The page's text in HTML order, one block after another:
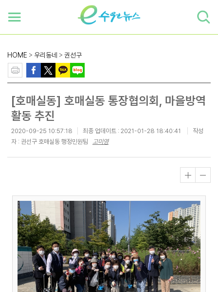
HOME > 우리동네 > 권선구
[호매실동] 호매실동 통장협의회, 마을방역
활동 추진
2020-09-25 10:57:18 최종 업데이트 : 2021-01-28 18:40:41
작성
자 : 권선구 호매실동 행정민원팀 고미영